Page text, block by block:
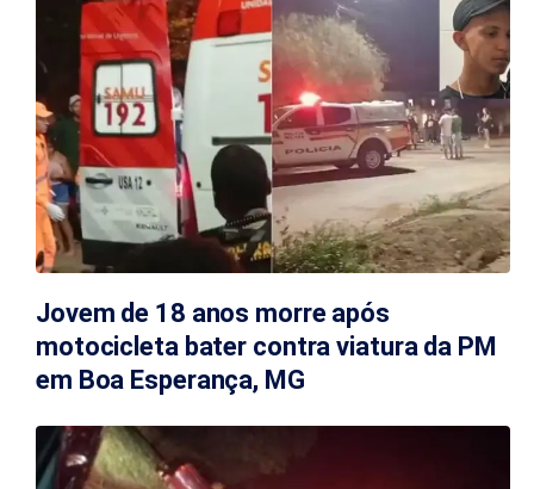
Jovem de 18 anos morre após
motocicleta bater contra viatura da PM
em Boa Esperança, MG